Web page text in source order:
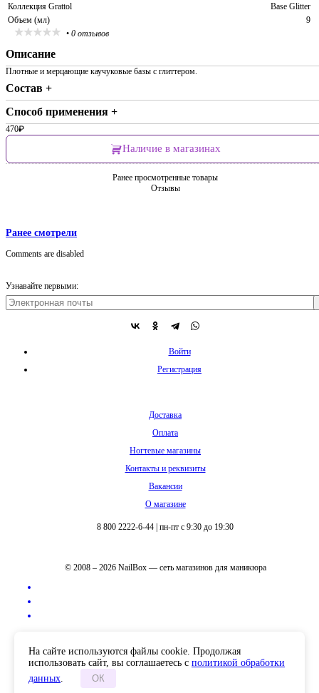
Коллекция Grattol
Base Glitter
Объем (мл)
9
• 0 отзывов
Описание
Плотные и мерцающие каучуковые базы с глиттером.
Состав +
Способ применения +
470₽
Наличие в магазинах
Ранее просмотренные товары
Отзывы
Ранее смотрели
Comments are disabled
Узнавайте первыми:
Войти
Регистрация
Доставка
Оплата
Ногтевые магазины
Контакты и реквизиты
Вакансии
О магазине
8 800 2222-6-44 пн-пт с 9:30 до 19:30
© 2008 – 2026 NailBox — сеть магазинов для маникюра
На сайте используются файлы cookie. Продолжая
использовать сайт, вы соглашаетесь с политикой обработки
данных. ОК